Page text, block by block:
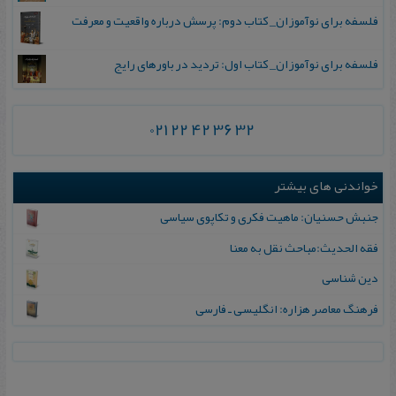
فلسفه برای نوآموزان_ کتاب دوم: پرسش درباره واقعیت و معرفت
فلسفه برای نوآموزان_ کتاب اول: تردید در باورهای رایج
021 22 42 36 32
خواندنی های بیشتر
جنبش حسنیان: ماهیت فکری و تکاپوی سیاسی
فقه الحدیث:مباحث نقل به معنا
دین‌ شناسی‌
فرهنگ معاصر هزاره: انگلیسی ـ فارسی